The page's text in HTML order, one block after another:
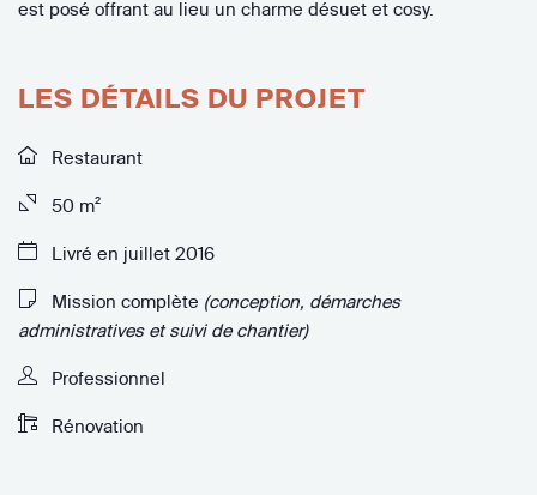
est posé offrant au lieu un charme désuet et cosy.
LES DÉTAILS DU PROJET
Restaurant
50 m²
Livré en juillet 2016
Mission complète (conception, démarches
administratives et suivi de chantier)
Professionnel
Rénovation